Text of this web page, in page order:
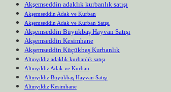
Akşemseddin adaklık kurbanlık satışı
Akşemseddin Adak ve Kurban
Akşemseddin Adak ve Kurban Satışı
Akşemseddin Büyükbaş Hayvan Satışı
Akşemseddin Kesimhane
Akşemseddin Küçükbaş Kurbanlık
Altınyıldız adaklık kurbanlık satışı
Altınyıldız Adak ve Kurban
Altınyıldız Büyükbaş Hayvan Satışı
Altınyıldız Kesimhane